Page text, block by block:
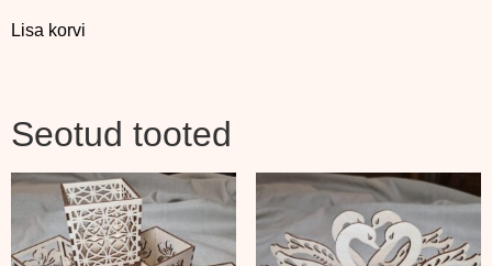
Lisa korvi
Seotud tooted